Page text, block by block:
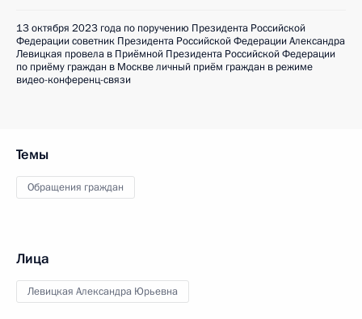
13 октября 2023 года по поручению Президента Российской
Федерации советник Президента Российской Федерации Александра
Левицкая провела в Приёмной Президента Российской Федерации
по приёму граждан в Москве личный приём граждан в режиме
видео-конференц-связи
Темы
Обращения граждан
Лица
Левицкая Александра Юрьевна